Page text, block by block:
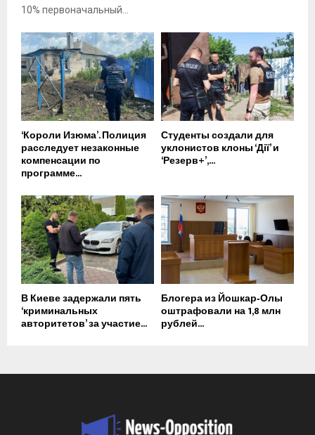
10% первоначальный...
‘Короли Изюма’. Полиция
расследует незаконные
компенсации по
программе...
Студенты создали для
уклонистов клоны ‘Дії’ и
‘Резерв+’,...
В Киеве задержали пять
‘криминальных
авторитетов’ за участие...
Блогера из Йошкар‑Олы
оштрафовали на 1,8 млн
рублей...